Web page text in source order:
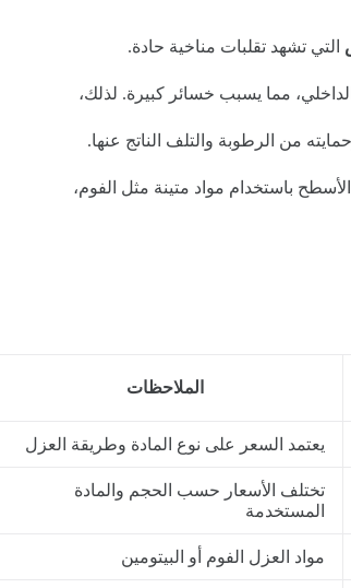
التي تشهد تقلبات مناخية حادة.
مما يسبب خسائر كبيرة. لذلك،
من الرطوبة والتلف الناتج عنها.
باستخدام مواد متينة مثل الفوم،
الملاحظات
يعتمد السعر على نوع المادة وطريقة العزل
تختلف الأسعار حسب الحجم والمادة
المستخدمة
مواد العزل الفوم أو البيتومين